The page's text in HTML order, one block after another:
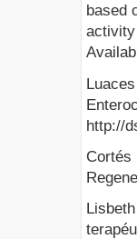
based
activity
http://
Cortés